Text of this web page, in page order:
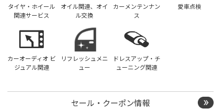
タイヤ・ホイール
関連サービス
オイル関連、オイ
ル交換
カーメンテンナン
ス
愛車点検
カーオーディオ ビ
ジュアル関連
リフレッシュメニ
ュー
ドレスアップ・チ
ューニング関連
セール・クーポン情報